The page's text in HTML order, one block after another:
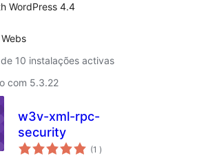
WordPress 4.4
10 instalações activas
com 5.3.22
w3v-xml-rpc-
security
(1 classificações
)